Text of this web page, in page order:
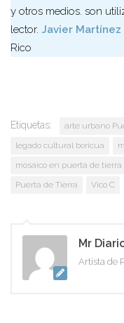
y otros medios. son
lector. Javier Martínez
Rico
Etiquetas: arte urbano
legado cultural boricua
mosaico en puerta de tierra
Puerta de Tierra
Vico C
Mr
Artista de